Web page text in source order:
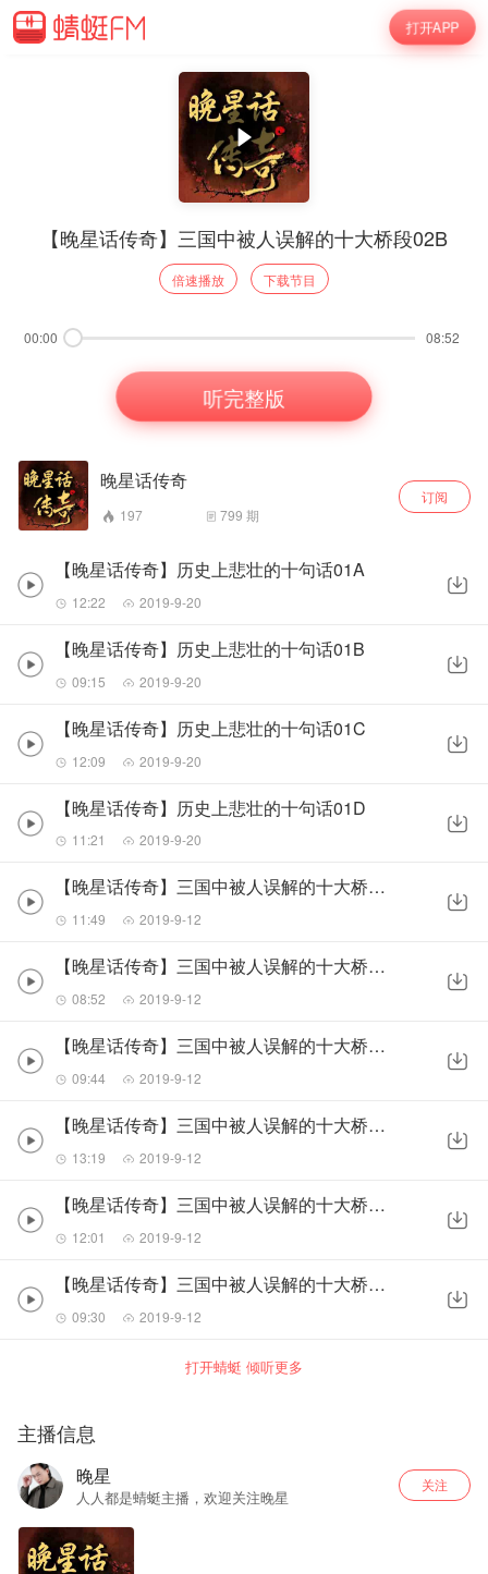
打开APP
【晚星话传奇】三国中被人误解的十大桥段02B
倍速播放 下载节目
00:00 08:52
听完整版
晚星话传奇
197 799 期
订阅
【晚星话传奇】历史上悲壮的十句话01A
12:22 2019-9-20
【晚星话传奇】历史上悲壮的十句话01B
09:15 2019-9-20
【晚星话传奇】历史上悲壮的十句话01C
12:09 2019-9-20
【晚星话传奇】历史上悲壮的十句话01D
11:21 2019-9-20
【晚星话传奇】三国中被人误解的十大桥段02A
11:49 2019-9-12
【晚星话传奇】三国中被人误解的十大桥段02B
08:52 2019-9-12
【晚星话传奇】三国中被人误解的十大桥段02C
09:44 2019-9-12
【晚星话传奇】三国中被人误解的十大桥段02D
13:19 2019-9-12
【晚星话传奇】三国中被人误解的十大桥段01A
12:01 2019-9-12
【晚星话传奇】三国中被人误解的十大桥段01B
09:30 2019-9-12
打开蜻蜓 倾听更多
主播信息
晚星
人人都是蜻蜓主播，欢迎关注晚星
关注